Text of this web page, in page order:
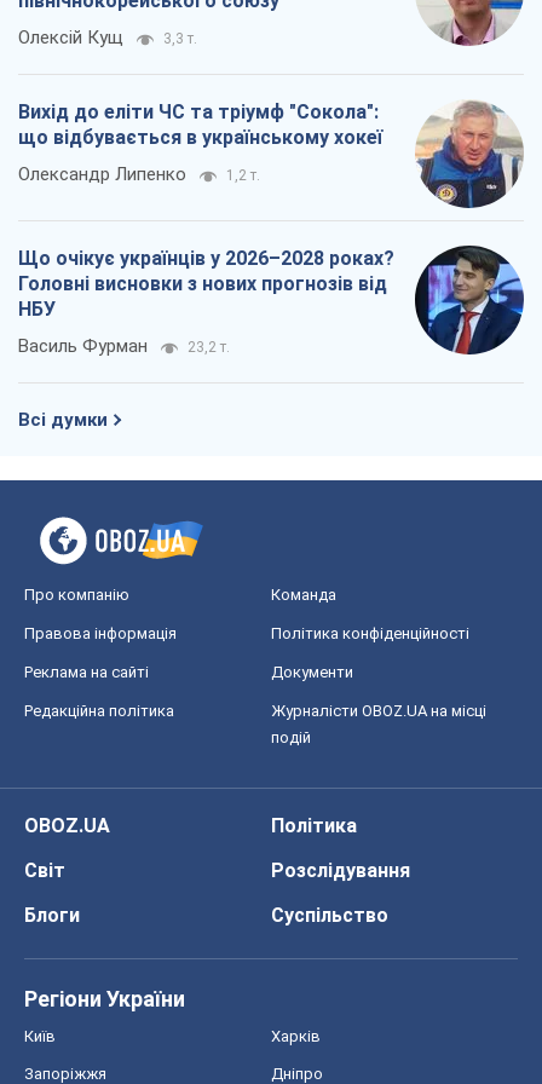
Олексій Кущ 3,3 т.
Вихід до еліти ЧС та тріумф "Сокола":
що відбувається в українському хокеї
Олександр Липенко 1,2 т.
Що очікує українців у 2026–2028 роках?
Головні висновки з нових прогнозів від
НБУ
Василь Фурман 23,2 т.
Всі думки
Про компанію Команда
Правова інформація Політика конфіденційності
Реклама на сайті Документи
Редакційна політика
Журналісти OBOZ.UA на місці
подій
OBOZ.UA
Політика
Світ
Розслідування
Блоги
Суспільство
Регіони України
Київ Харків
Запоріжжя Дніпро